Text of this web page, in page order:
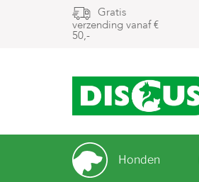
Gratis
verzending vanaf €
50,-
Honden